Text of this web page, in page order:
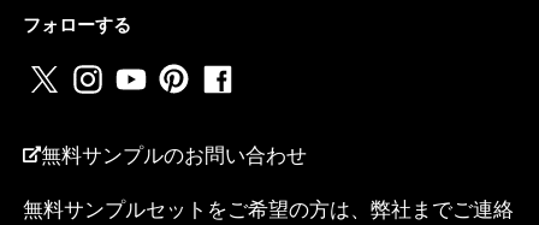
フォローする
無料サンプルのお問い合わせ
無料サンプルセットをご希望の方は、弊社までご連絡